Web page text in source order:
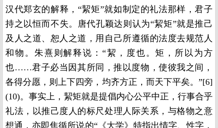
汉代郑玄的解释，“絜矩”就如制定的礼法那样，君子
持之以恒而不失。唐代孔颖达则认为“絜矩”就是推己
及人之道、恕人之道，用自己所遵循的法度去规范人
和物。朱熹则解释说：“絜，度也。矩，所以为方
也……君子必当因其所同，推以度物，使彼我之间，
各得分愿，则上下四旁，均齐方正，而天下平矣。”[6]
(10)。事实上，絜矩就是提倡内心公平中正，行事合乎
礼法，以推己度人的标尺处理人际关系，与格物之意
想通，亦即焦循所说的“《大学》特指出情字、性字，